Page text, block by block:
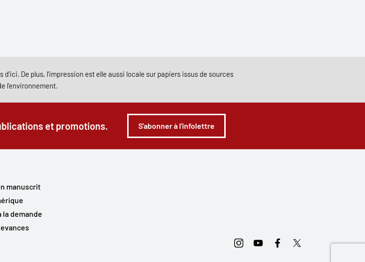
De plus, l'impression est elle aussi locale sur papiers issus de sources
l'environnement.
et promotions. S'abonner à l'infolettre
manuscrit
la demande
InstagramYoutubeFacebookTwitter